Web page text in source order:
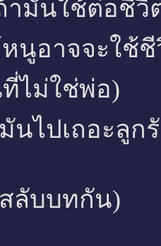
ามันใช้ต่อชีวิ
นูอาจจะใช้
ไม่ใช่พ่อ)
มันไปเถอะลูก
ลับบทกัน)